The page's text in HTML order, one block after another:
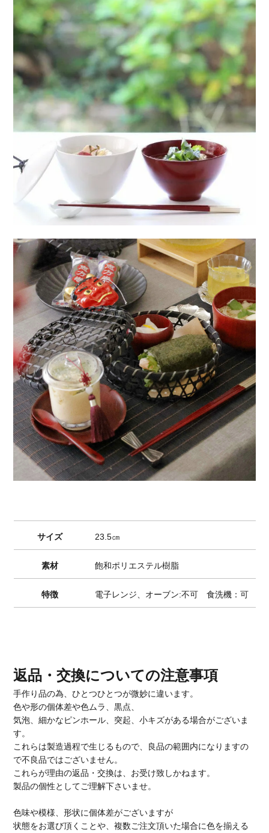
サイズ 23.5㎝
素材 飽和ポリエステル樹脂
特徴 電子レンジ、オーブン:不可 食洗機：可
返品・交換についての注意事項
手作り品の為、ひとつひとつが微妙に違います。
色や形の個体差や色ムラ、黒点、
気泡、細かなピンホール、突起、小キズがある場合がございま
す。
これらは製造過程で生じるもので、良品の範囲内になりますの
で不良品ではございません。
これらが理由の返品・交換は、お受け致しかねます。
製品の個性としてご理解下さいませ。
色味や模様、形状に個体差がございますが
状態をお選び頂くことや、複数ご注文頂いた場合に色を揃える